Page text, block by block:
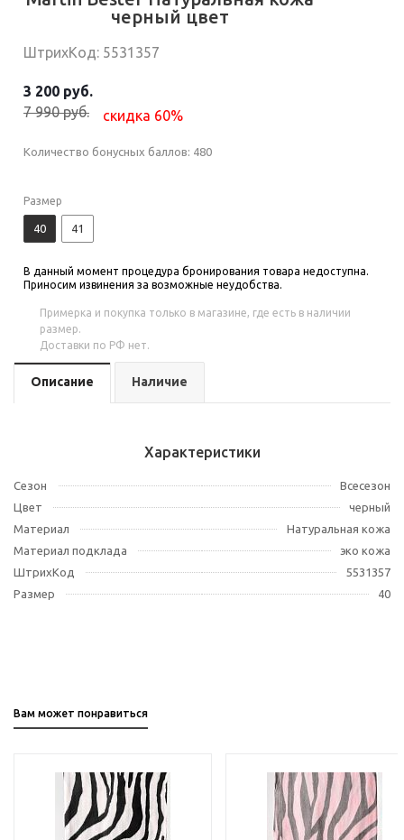
черный цвет
ШтрихКод: 5531357
3 200 руб.
7 990 руб.
скидка 60%
Количество бонусных баллов: 480
Размер
40 41
В данный момент процедура бронирования товара недоступна.
Приносим извинения за возможные неудобства.
Примерка и покупка только в магазине, где есть в наличии
размер.
Доставки по РФ нет.
Описание Наличие
Характеристики
Сезон
Всесезон
Цвет
черный
Материал
Натуральная кожа
Материал подклада
эко кожа
ШтрихКод
5531357
Размер
40
Вам может понравиться